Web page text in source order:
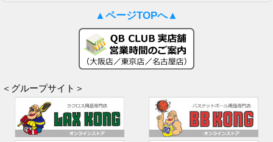
▲ページTOPへ▲
＜グループサイト＞